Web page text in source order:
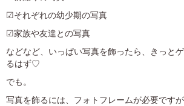
☑︎それぞれの幼少期の写真
☑︎家族や友達との写真
などなど、いっぱい写真を飾ったら、きっと
るはず♡
でも。
写真を飾るには、フォトフレームが必要です